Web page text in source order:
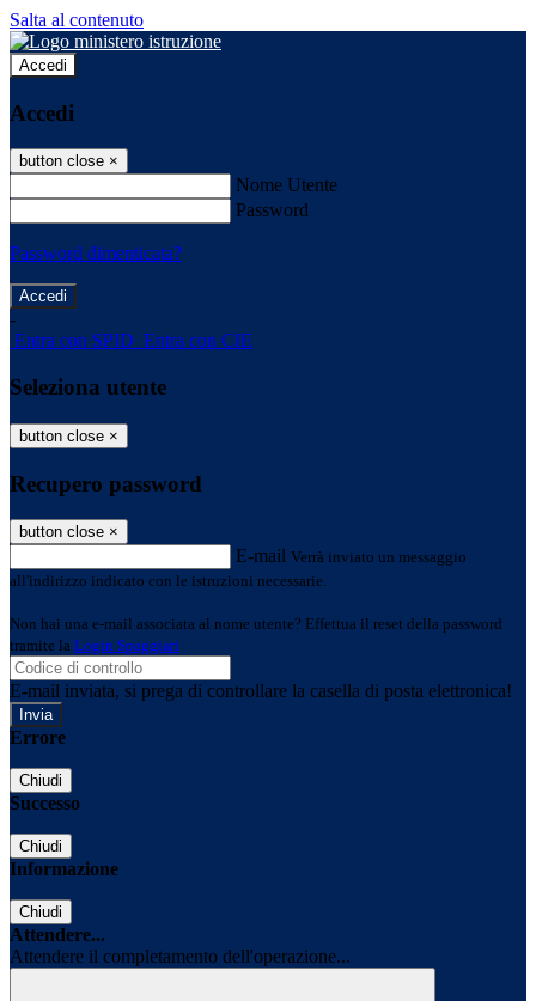
Salta al contenuto
Accedi
Accedi
button close ×
Nome Utente
Password
Password dimenticata?
-
Entra con SPID Entra con CIE
Seleziona utente
button close ×
Recupero password
button close ×
E-mail Verrà inviato un messaggio
all'indirizzo indicato con le istruzioni necessarie.
Non hai una e-mail associata al nome utente? Effettua il reset della password
tramite la Login Spaggiari
E-mail inviata, si prega di controllare la casella di posta elettronica!
Errore
Chiudi
Successo
Chiudi
Informazione
Chiudi
Attendere...
Attendere il completamento dell'operazione...